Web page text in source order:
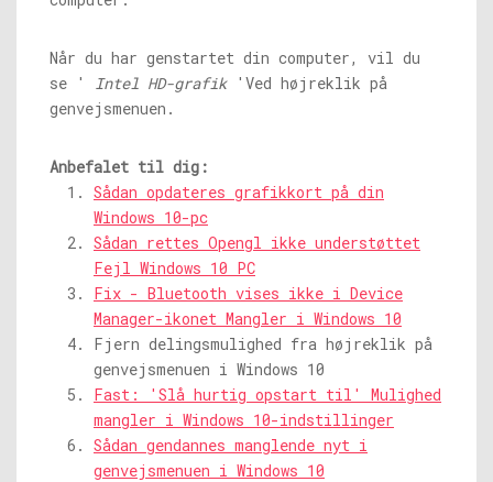
Når du har genstartet din computer, vil du
se '
Intel HD-grafik'Ved højreklik på
genvejsmenuen.
Anbefalet til dig:
Sådan opdateres grafikkort på din
Windows 10-pc
Sådan rettes Opengl ikke understøttet
Fejl Windows 10 PC
Fix - Bluetooth vises ikke i Device
Manager-ikonet Mangler i Windows 10
Fjern delingsmulighed fra højreklik på
genvejsmenuen i Windows 10
Fast: 'Slå hurtig opstart til' Mulighed
mangler i Windows 10-indstillinger
Sådan gendannes manglende nyt i
genvejsmenuen i Windows 10